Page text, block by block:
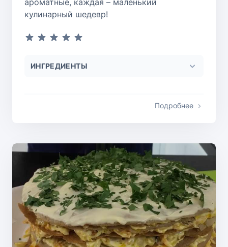
ароматные, каждая – маленький
кулинарный шедевр!
ИНГРЕДИЕНТЫ
Подробнее